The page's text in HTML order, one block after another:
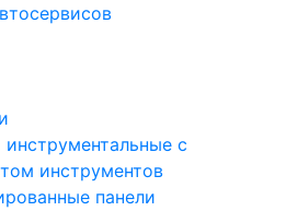
с
инструментов
панели